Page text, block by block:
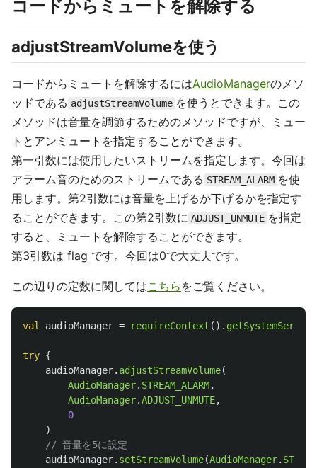
コードからミュートを解除する
adjustStreamVolumeを使う
コードからミュートを解除するにはAudioManagerのメソ
ッドである adjustStreamVolume を使うとできます。この
メソッドは音量を調節するためのメソッドですが、ミュー
トとアンミュートを指定することができます。
第一引数には使用したいストリームを指定します。今回は
アラーム音のためのストリームである STREAM_ALARM を使
用します。第2引数には音量を上げるか下げるかを指定す
ることができます。この第2引数に ADJUST_UNMUTE を指定
すると、ミュートを解除することができます。
第3引数は flag です。今回は0で大丈夫です。
この辺りの定数に関してはこちら をご覧ください。
val audioManager = requireContext (). getSystemService
try {
audioManager. adjustStreamVolume(
AudioManager. STREAM_ALARM,
AudioManager.ADJUST_UNMUTE,
0
)
// 音量を5に設定
audioManager. setStreamVolume(AudioManager.